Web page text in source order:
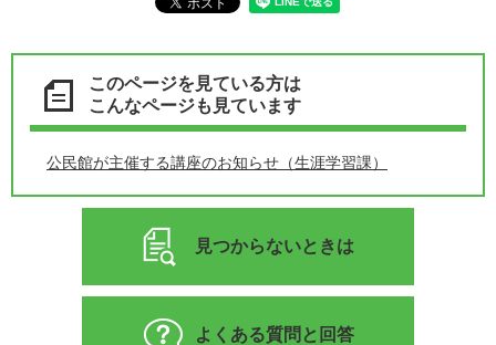
このページを見ている方は
こんなページも見ています
公民館が主催する講座のお知らせ（生涯学習課）
見つからないときは
よくある質問と回答